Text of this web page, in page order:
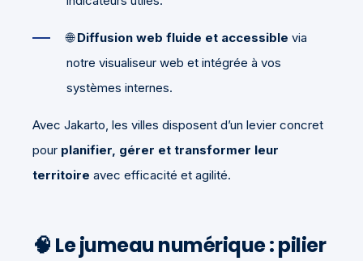
🌐Diffusion web fluide et accessible via
notre visualiseur web et intégrée à vos
systèmes internes.
Avec Jakarto, les villes disposent d’un levier concret
pour planifier, gérer et transformer leur
territoire avec efficacité et agilité.
🧠 Le jumeau numérique : pilier